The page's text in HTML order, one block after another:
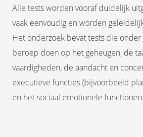
Alle tests worden vooraf duidelijk
vaak eenvoudig en worden
Het onderzoek bevat tests die
beroep doen op het geheugen, de
vaardigheden, de aandacht en
executieve functies (bijvoorbeeld
en het sociaal emotionele